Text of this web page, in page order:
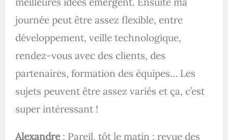
journée peut être assez flexible, entre
développement, veille technologique,
rendez-vous avec des clients, des
partenaires, formation des équipes… Les
sujets peuvent être assez variés et ça, c’est
super intéressant !
Alexandre: Pareil, tôt le matin : revue des